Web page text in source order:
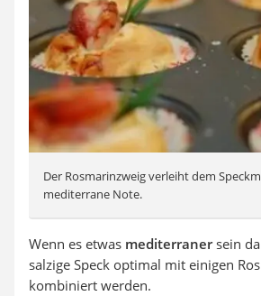
Der Rosmarinzweig verleiht dem
mediterrane Note.
Wenn es etwas mediterranersein
salzige Speck optimal mit einigen
kombiniert werden.